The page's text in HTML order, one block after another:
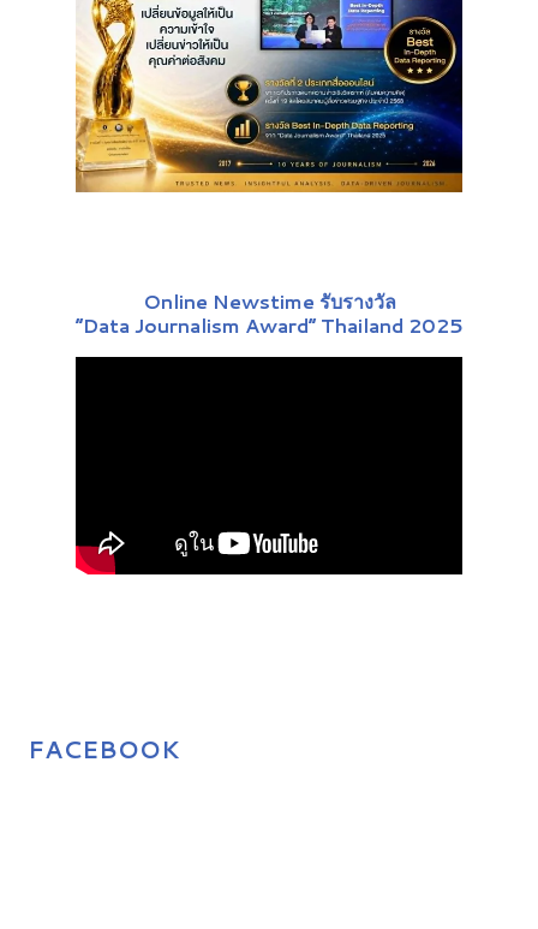
Online Newstime รับรางวัล
“Data Journalism Award” Thailand 2025
FACEBOOK